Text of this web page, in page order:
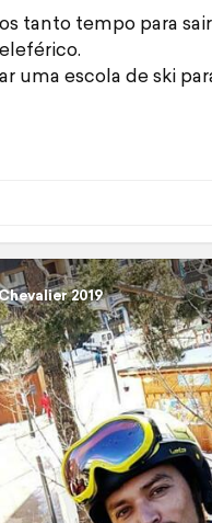
tanto tempo para
uma escola de ski
2019